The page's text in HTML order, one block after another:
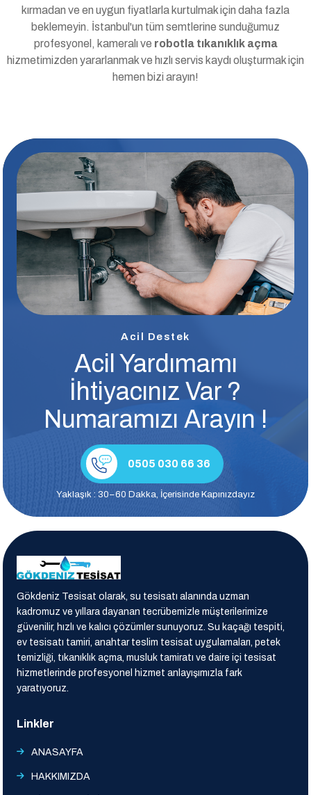
kırmadan ve en uygun fiyatlarla kurtulmak için daha fazla
beklemeyin. İstanbul'un tüm semtlerine sunduğumuz
profesyonel, kameralı ve robotla tıkanıklık açma
hizmetimizden yararlanmak ve hızlı servis kaydı oluşturmak için
hemen bizi arayın!
Acil Destek
Acil Yardımamı
İhtiyacınız Var ?
Numaramızı Arayın !
0505 030 66 36
Yaklaşık : 30–60 Dakka, İçerisinde Kapınızdayız
Gökdeniz Tesisat olarak, su tesisatı alanında uzman
kadromuz ve yıllara dayanan tecrübemizle müşterilerimize
güvenilir, hızlı ve kalıcı çözümler sunuyoruz. Su kaçağı tespiti,
ev tesisatı tamiri, anahtar teslim tesisat uygulamaları, petek
temizliği, tıkanıklık açma, musluk tamiratı ve daire içi tesisat
hizmetlerinde profesyonel hizmet anlayışımızla fark
yaratıyoruz.
Linkler
ANASAYFA
HAKKIMIZDA